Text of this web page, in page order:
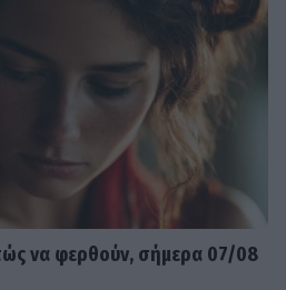
να φερθούν, σήμερα 07/08